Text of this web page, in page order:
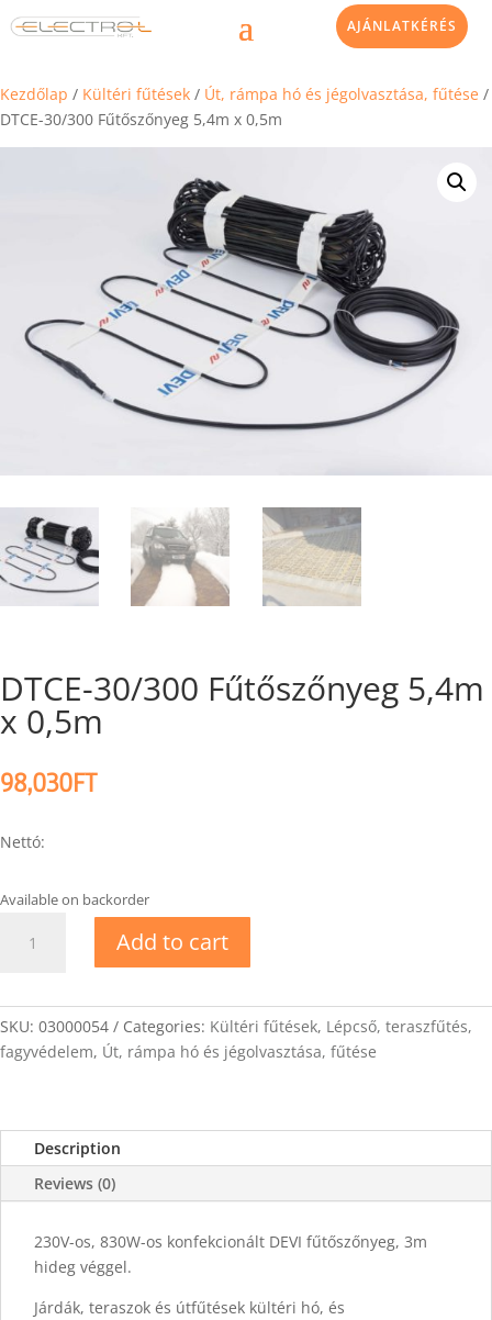
AJÁNLATKÉRÉS
Kezdőlap / Kültéri fűtések / Út, rámpa hó és jégolvasztása, fűtése /
DTCE-30/300 Fűtőszőnyeg 5,4m x 0,5m
DTCE-30/300 Fűtőszőnyeg 5,4m
x 0,5m
98,030FT
Nettó:
Available on backorder
30/300
x
0,5m
Add to cart
SKU: 03000054 Categories: Kültéri fűtések, Lépcső, teraszfűtés,
fagyvédelem, Út, rámpa hó és jégolvasztása, fűtése
Description
Reviews (0)
230V-os, 830W-os konfekcionált DEVI fűtőszőnyeg, 3m
hideg véggel.
Járdák, teraszok és útfűtések kültéri hó, és